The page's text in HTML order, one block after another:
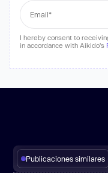
I hereby consent to
in accordance with Aikido's
Publicaciones similares